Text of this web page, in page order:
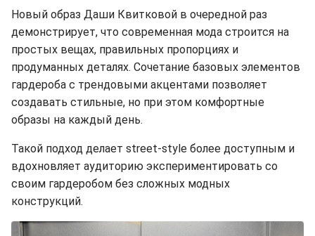
Новый образ Даши Квитковой в очередной раз
демонстрирует, что современная мода строится на
простых вещах, правильных пропорциях и
продуманных деталях. Сочетание базовых элементов
гардероба с трендовыми акцентами позволяет
создавать стильные, но при этом комфортные
образы на каждый день.
Такой подход делает street-style более доступным и
вдохновляет аудиторию экспериментировать со
своим гардеробом без сложных модных
конструкций.